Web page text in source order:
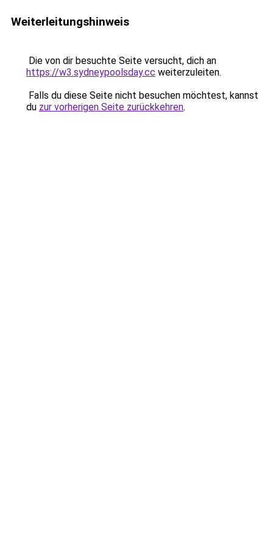
Weiterleitungshinweis
Die von dir besuchte Seite versucht, dich an
https://w3.sydneypoolsday.cc weiterzuleiten.
Falls du diese Seite nicht besuchen möchtest, kannst
du zur vorherigen Seite zurückkehren.